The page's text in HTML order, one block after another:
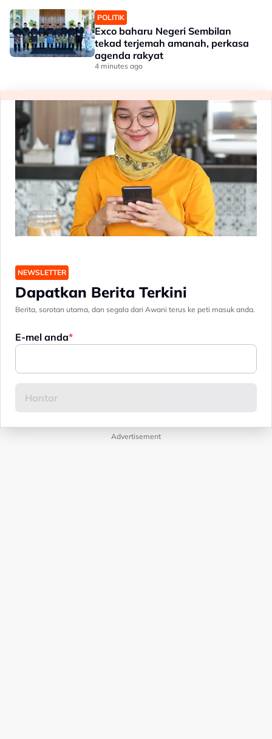
POLITIK
Exco baharu Negeri Sembilan
tekad terjemah amanah, perkasa
agenda rakyat
4 minutes ago
NEWSLETTER
Dapatkan Berita Terkini
Berita, sorotan utama, dan segala dari Awani terus ke peti masuk anda.
E-mel anda
Advertisement